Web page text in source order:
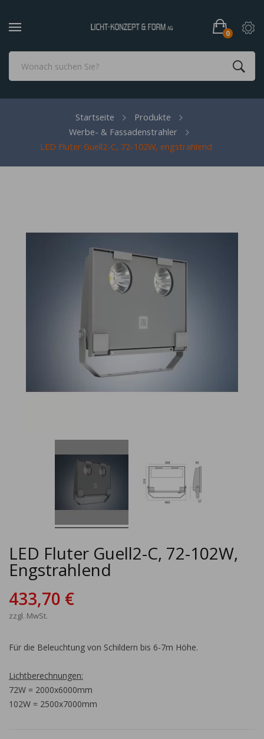
0
Startseite
Produkte
Werbe- & Fassadenstrahler
LED Fluter Guell2-C, 72-102W, engstrahlend
LED Fluter Guell2-C, 72-102W,
Engstrahlend
433,70 €
zzgl. MwSt.
Für die Beleuchtung von Schildern bis 6-7m Höhe.
Lichtberechnungen:
72W = 2000x6000mm
102W = 2500x7000mm